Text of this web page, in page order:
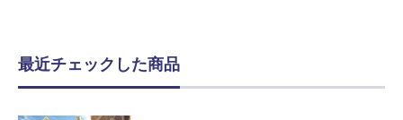
最近チェックした商品